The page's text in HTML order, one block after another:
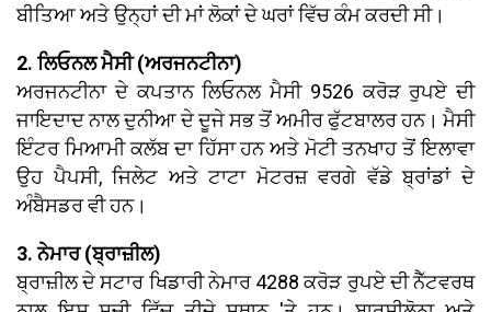
ਬੀਤਿਆ ਅਤੇ ਉਨ੍ਹਾਂ ਦੀ ਮਾਂ ਲੋਕਾਂ ਦੇ ਘਰਾਂ ਵਿੱਚ ਕੰਮ ਕਰਦੀ ਸੀ।
2. ਲਿਓਨਲ ਮੈਸੀ (ਅਰਜਨਟੀਨਾ)
ਅਰਜਨਟੀਨਾ ਦੇ ਕਪਤਾਨ ਲਿਓਨਲ ਮੈਸੀ 9526 ਕਰੋੜ ਰੁਪਏ ਦੀ
ਜਾਇਦਾਦ ਨਾਲ ਦੁਨੀਆ ਦੇ ਦੂਜੇ ਸਭ ਤੋਂ ਅਮੀਰ ਫੁੱਟਬਾਲਰ ਹਨ। ਮੈਸੀ
ਇੰਟਰ ਮਿਆਮੀ ਕਲੱਬ ਦਾ ਹਿੱਸਾ ਹਨ ਅਤੇ ਮੋਟੀ ਤਨਖਾਹ ਤੋਂ ਇਲਾਵਾ
ਉਹ ਪੈਪਸੀ, ਜਿਲੇਟ ਅਤੇ ਟਾਟਾ ਮੋਟਰਜ਼ ਵਰਗੇ ਵੱਡੇ ਬ੍ਰਾਂਡਾਂ ਦੇ
ਅੰਬੈਸਡਰ ਵੀ ਹਨ।
3. ਨੇਮਾਰ (ਬ੍ਰਾਜ਼ੀਲ)
ਬ੍ਰਾਜ਼ੀਲ ਦੇ ਸਟਾਰ ਖਿਡਾਰੀ ਨੇਮਾਰ 4288 ਕਰੋੜ ਰੁਪਏ ਦੀ ਨੈੱਟਵਰਥ